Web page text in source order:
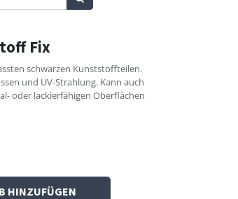
Fix
schwarzen Kunststoffteilen.
und UV-Strahlung. Kann auch
oder lackierfähigen Oberflächen
HINZUFÜGEN